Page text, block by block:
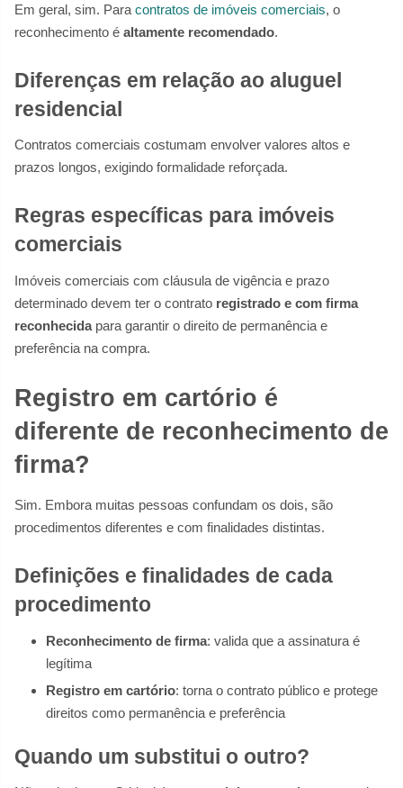
Em geral, sim. Para contratos de imóveis comerciais, o
reconhecimento é altamente recomendado.
Diferenças em relação ao aluguel
residencial
Contratos comerciais costumam envolver valores altos e
prazos longos, exigindo formalidade reforçada.
Regras específicas para imóveis
comerciais
Imóveis comerciais com cláusula de vigência e prazo
determinado devem ter o contrato registrado e com firma
reconhecidapara garantir o direito de permanência e
preferência na compra.
Registro em cartório é
diferente de reconhecimento de
firma?
Sim. Embora muitas pessoas confundam os dois, são
procedimentos diferentes e com finalidades distintas.
Definições e finalidades de cada
procedimento
Reconhecimento de firma: valida que a assinatura é
legítima
Registro em cartório: torna o contrato público e protege
direitos como permanência e preferência
Quando um substitui o outro?